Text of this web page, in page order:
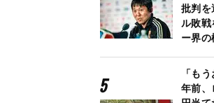
マカオやシンガポールでギャンブルをやり続けた
批判
ル敗
ー界の
「も
年前